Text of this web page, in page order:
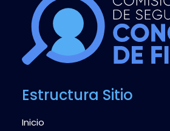
Estructura Sitio
Inicio